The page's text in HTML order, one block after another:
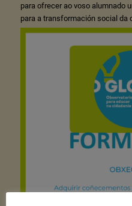
para ofrecer ao voso alumnado
para a transformación social da